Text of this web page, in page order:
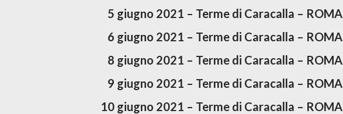
5 giugno 2021 – Terme di Caracalla – ROMA
6 giugno 2021 – Terme di Caracalla – ROMA
8 giugno 2021 – Terme di Caracalla – ROMA
9 giugno 2021 – Terme di Caracalla – ROMA
10 giugno 2021 – Terme di Caracalla – ROMA